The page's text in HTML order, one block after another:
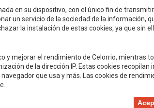
en su dispositivo, con el único fin de
un servicio de la sociedad de la información,
la instalación de estas cookies, ya que sin
y mejorar el rendimiento de Celorrio, mientras
de la dirección IP. Estas cookies
que usa y más. Las cookies de
datos